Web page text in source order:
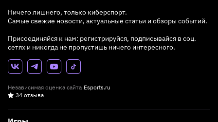
Ничего лишнего, только киберспорт.
Самые свежие новости, актуальные статьи и обзоры событий.
Присоединяйся к нам: регистрируйся, подписывайся в соц.
сетях и никогда не пропустишь ничего интересного.
Независимая оценка сайта Esports.ru
34 отзыва